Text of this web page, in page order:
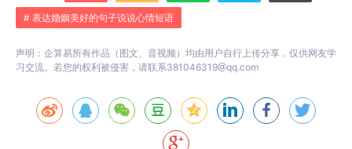
# 表达婚姻美好的句子说说心情短语
声明：企算易所有作品（图文、音视频）均由用户自行上传分享，仅供网友学
习交流。若您的权利被侵害，请联系381046319@qq.com